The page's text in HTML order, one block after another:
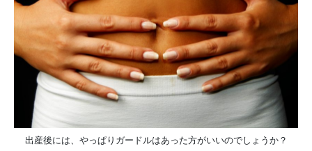
出産後には、やっぱりガードルはあった方がいいのでしょうか？